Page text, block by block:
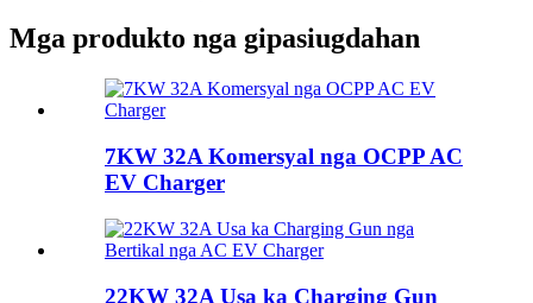
Mga produkto nga gipasiugdahan
7KW 32A Komersyal nga OCPP AC
EV Charger
22KW 32A Usa ka Charging Gun